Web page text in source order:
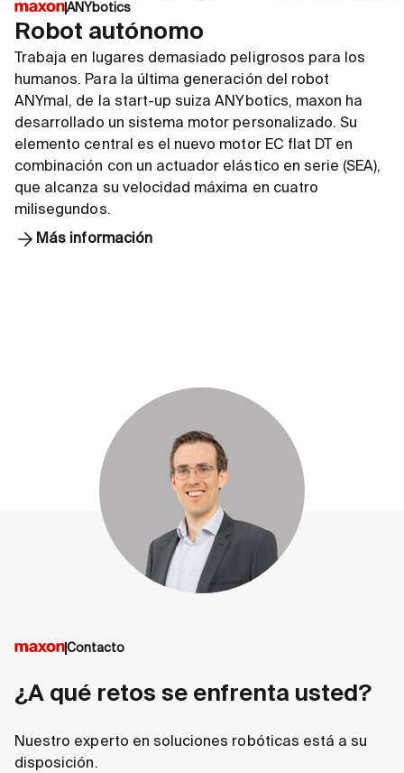
ANYbotics
Robot autónomo
Trabaja en lugares demasiado peligrosos para los
humanos. Para la última generación del robot
ANYmal, de la start-up suiza ANYbotics, maxon ha
desarrollado un sistema motor personalizado. Su
elemento central es el nuevo motor EC flat DT en
combinación con un actuador elástico en serie (SEA),
que alcanza su velocidad máxima en cuatro
milisegundos.
Más información
Contacto
¿A qué retos se enfrenta usted?
Nuestro experto en soluciones robóticas está a su
disposición.